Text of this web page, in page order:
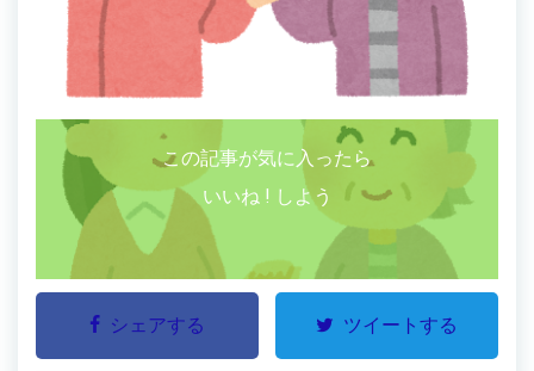
この記事が気に入ったら
いいね ! しよう
シェアする ツイートする